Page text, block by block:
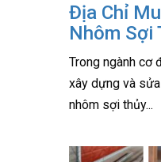
Địa Chỉ
Nhôm Sợi
Trong ngành cơ
xây dựng và
nhôm sợi thủy...